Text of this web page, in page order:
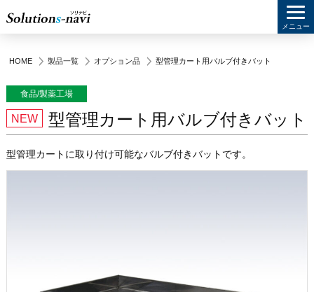
HOME 製品一覧 オプション品 型管理カート用バルブ付きバット
食品/製薬工場
型管理カート用バルブ付きバット
型管理カートに取り付け可能なバルブ付きバットです。
メニュー